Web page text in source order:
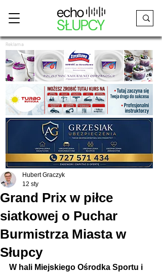
Reklama
Grand Prix w piłce
siatkowej o Puchar
Burmistrza Miasta w
Słupcy
Hubert Graczyk
12 sty
W hali Miejskiego Ośrodka Sportu i